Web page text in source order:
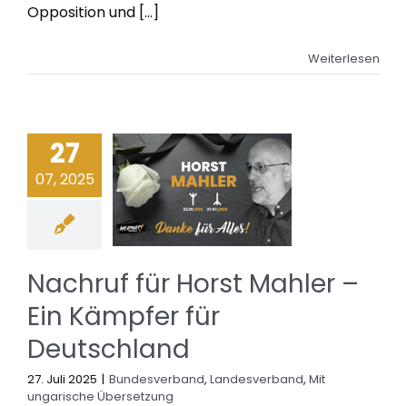
Opposition und [...]
Weiterlesen
27
07, 2025
Nachruf für Horst Mahler –
Ein Kämpfer für
Deutschland
27. Juli 2025 | Bundesverband, Landesverband, Mit
ungarische Übersetzung